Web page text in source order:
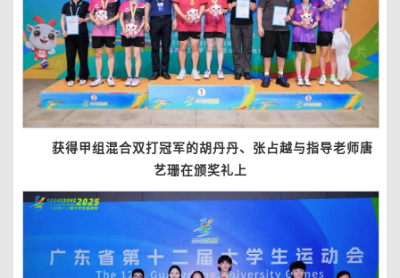
获得甲组混合双打冠军的胡丹丹、张占越与指导老师唐
艺珊在颁奖礼上